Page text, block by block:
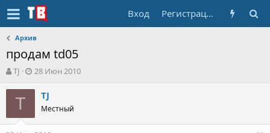
Вход Регистрация
Архив
продам td05
А
т
т
TJ
Д
т
а
28 Июн 2010
T TJ
Местный